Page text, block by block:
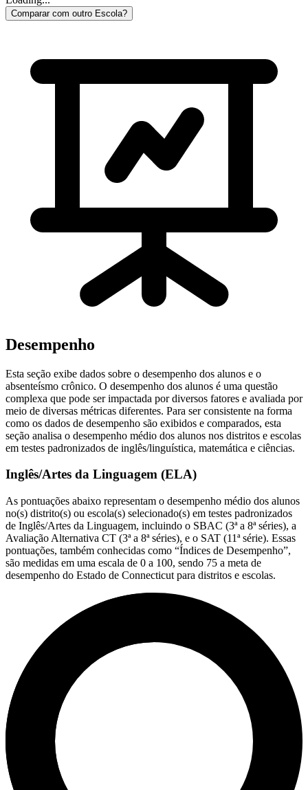
Comparar com outro Escola?
Desempenho
Esta seção exibe dados sobre o desempenho dos alunos e o
absenteísmo crônico. O desempenho dos alunos é uma questão
complexa que pode ser impactada por diversos fatores e avaliada por
meio de diversas métricas diferentes. Para ser consistente na forma
como os dados de desempenho são exibidos e comparados, esta
seção analisa o desempenho médio dos alunos nos distritos e escolas
em testes padronizados de inglês/linguística, matemática e ciências.
Inglês/Artes da Linguagem (ELA)
As pontuações abaixo representam o desempenho médio dos alunos
no(s) distrito(s) ou escola(s) selecionado(s) em testes padronizados
de Inglês/Artes da Linguagem, incluindo o SBAC (3ª a 8ª séries), a
Avaliação Alternativa CT (3ª a 8ª séries), e o SAT (11ª série). Essas
pontuações, também conhecidas como “Índices de Desempenho”,
são medidas em uma escala de 0 a 100, sendo 75 a meta de
desempenho do Estado de Connecticut para distritos e escolas.